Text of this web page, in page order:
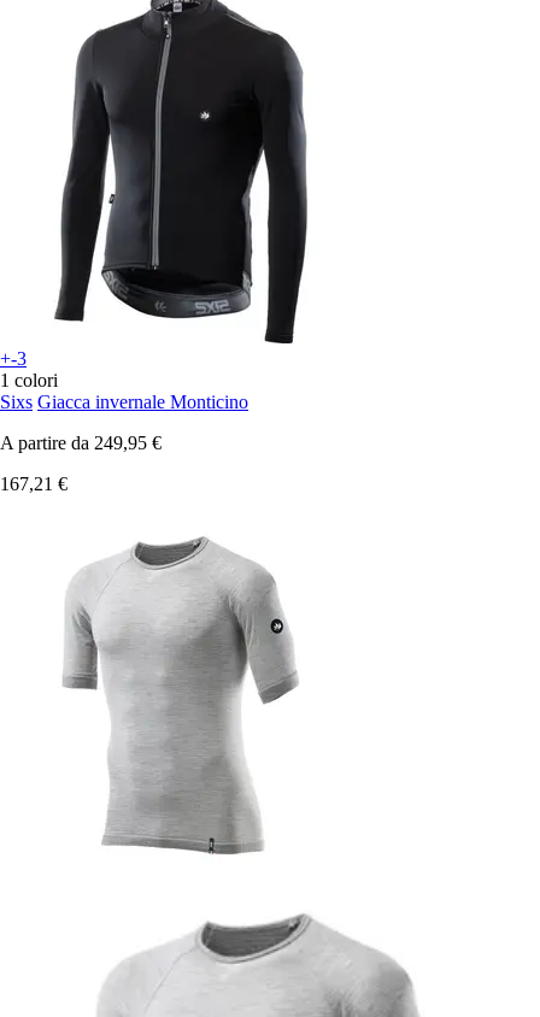
+-3
1 colori
Sixs Giacca invernale Monticino
A partire da 249,95 €
167,21 €